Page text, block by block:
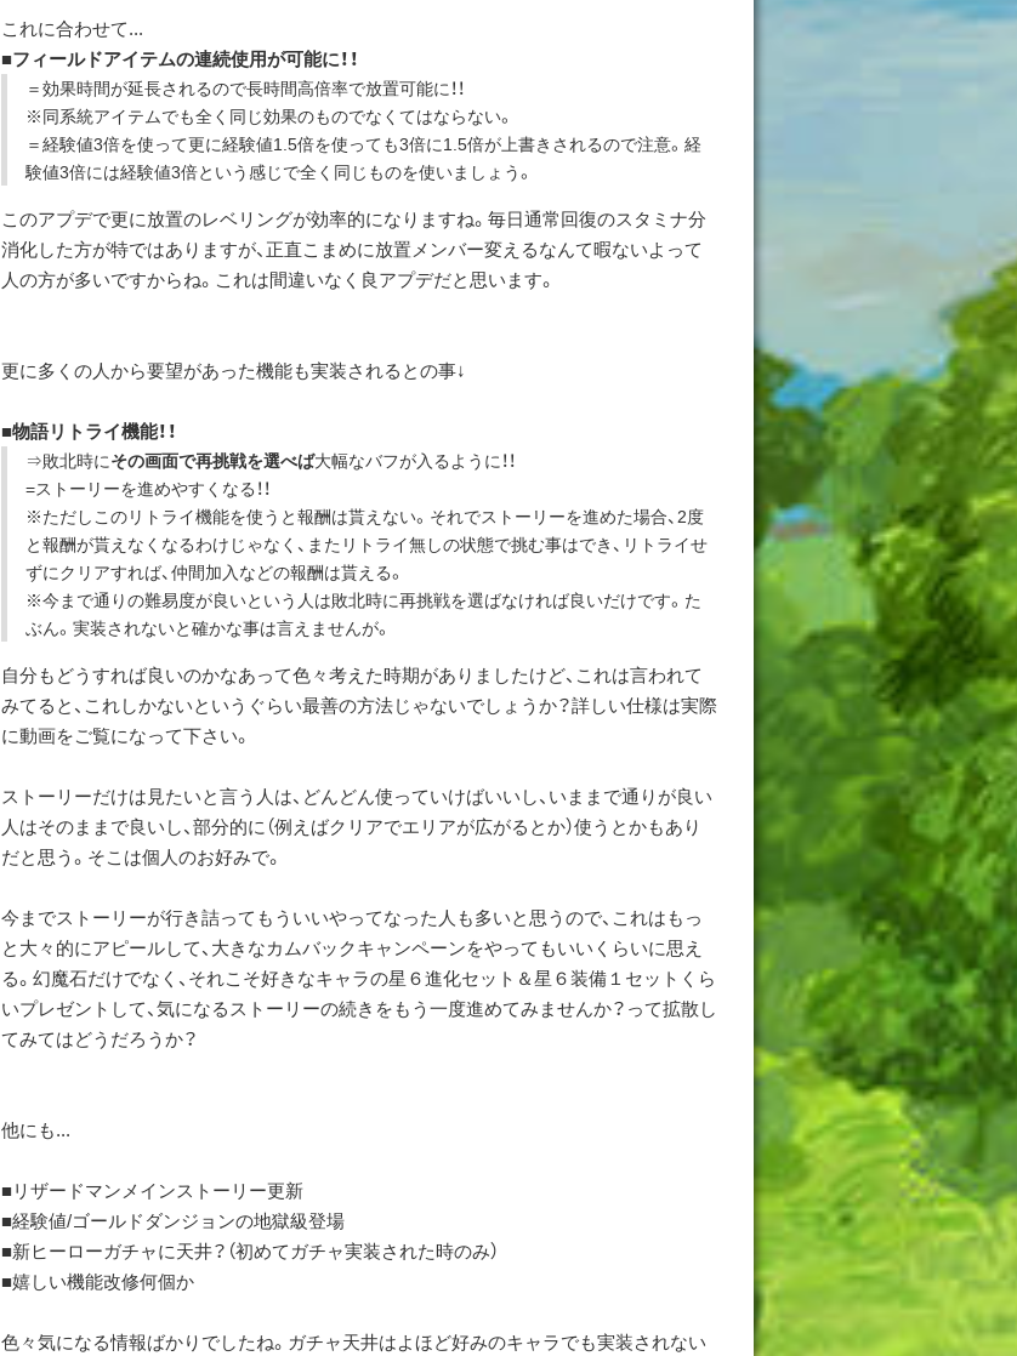
これに合わせて...
■フィールドアイテムの連続使用が可能に！！
＝効果時間が延長されるので長時間高倍率で放置可能に！！
※同系統アイテムでも全く同じ効果のものでなくてはならない。
＝経験値3倍を使って更に経験値1.5倍を使っても3倍に1.5倍が上書きされるので注意。経
験値3倍には経験値3倍という感じで全く同じものを使いましょう。
このアプデで更に放置のレベリングが効率的になりますね。毎日通常回復のスタミナ分
消化した方が特ではありますが、正直こまめに放置メンバー変えるなんて暇ないよって
人の方が多いですからね。これは間違いなく良アプデだと思います。
更に多くの人から要望があった機能も実装されるとの事↓
■物語リトライ機能！！
⇒敗北時にその画面で再挑戦を選べば大幅なバフが入るように！！
=ストーリーを進めやすくなる！！
※ただしこのリトライ機能を使うと報酬は貰えない。それでストーリーを進めた場合、2度
と報酬が貰えなくなるわけじゃなく、またリトライ無しの状態で挑む事はでき、リトライせ
ずにクリアすれば、仲間加入などの報酬は貰える。
※今まで通りの難易度が良いという人は敗北時に再挑戦を選ばなければ良いだけです。た
ぶん。実装されないと確かな事は言えませんが。
自分もどうすれば良いのかなあって色々考えた時期がありましたけど、これは言われて
みてると、これしかないというぐらい最善の方法じゃないでしょうか？詳しい仕様は実際
に動画をご覧になって下さい。
ストーリーだけは見たいと言う人は、どんどん使っていけばいいし、いままで通りが良い
人はそのままで良いし、部分的に（例えばクリアでエリアが広がるとか）使うとかもあり
だと思う。そこは個人のお好みで。
今までストーリーが行き詰ってもういいやってなった人も多いと思うので、これはもっ
と大々的にアピールして、大きなカムバックキャンペーンをやってもいいくらいに思え
る。幻魔石だけでなく、それこそ好きなキャラの星６進化セット＆星６装備１セットくら
いプレゼントして、気になるストーリーの続きをもう一度進めてみませんか？って拡散し
てみてはどうだろうか？
他にも...
■リザードマンメインストーリー更新
■経験値/ゴールドダンジョンの地獄級登場
■新ヒーローガチャに天井？（初めてガチャ実装された時のみ）
■嬉しい機能改修何個か
色々気になる情報ばかりでしたね。ガチャ天井はよほど好みのキャラでも実装されない